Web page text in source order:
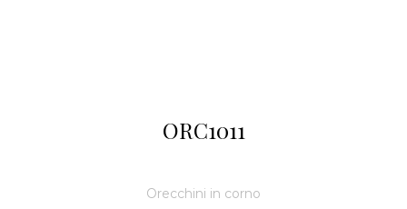
ORC1011
Orecchini in corno